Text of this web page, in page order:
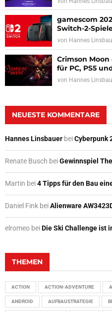
gamescom
Switch-2-
von Hannes
Crimson
für PC, PS5
von Hannes
NEUESTE KOMMENTARE
Hannes Linsbauer beiCyberpunk
Renate Busch beiGewinnspiel
Martin bei4 Tipps für den Bau
Daniel Fink beiAlienware
elromeo beiDie Ski Challenge ist
THEMEN
ACTION ACTION-ADVENTURE
ANDROID AUFBAUSTRATEGIE